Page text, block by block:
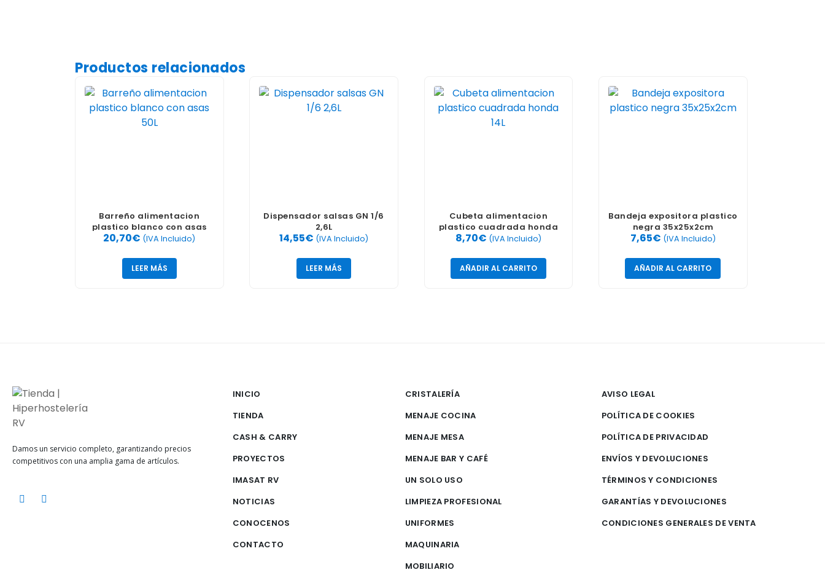
Productos relacionados
Barreño alimentacion
plastico blanco con asas
50L
20,70€ (IVA Incluido)
LEER MÁS
Dispensador salsas GN 1/6
2,6L
14,55€ (IVA Incluido)
LEER MÁS
Cubeta alimentacion
plastico cuadrada honda
14L
8,70€ (IVA Incluido)
AÑADIR AL CARRITO
Bandeja expositora plastico
negra 35x25x2cm
7,65€ (IVA Incluido)
AÑADIR AL CARRITO
Damos un servicio completo, garantizando precios
competitivos con una amplia gama de artículos.
INICIO
TIENDA
CASH & CARRY
PROYECTOS
IMASAT RV
NOTICIAS
CONOCENOS
CONTACTO
CRISTALERÍA
MENAJE COCINA
MENAJE MESA
MENAJE BAR Y CAFÉ
UN SOLO USO
LIMPIEZA PROFESIONAL
UNIFORMES
MAQUINARIA
MOBILIARIO
AVISO LEGAL
POLÍTICA DE COOKIES
POLÍTICA DE PRIVACIDAD
ENVÍOS Y DEVOLUCIONES
TÉRMINOS Y CONDICIONES
GARANTÍAS Y DEVOLUCIONES
CONDICIONES GENERALES DE VENTA